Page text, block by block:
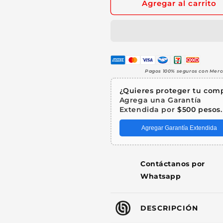
Cable
100
Metros
Oxygen
Free
2x24
AWG
Audio
AZ
Cable
100
Metros
Oxygen
Free
2x24
AWG
Audio
Sin
Agregar al carrito
Pagos 100% seguros con
¿Quieres proteger tu
Agrega una Garantía
Extendida por $500 pesos.
Agregar Garantía Extendida
Contáctanos por
Whatsapp
DESCRIPCIÓN